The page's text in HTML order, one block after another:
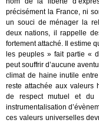
précisément la France, ni
un souci de ménager la
deux nations, il rappelle
fortement attaché. Il estime
les peuples » fait partie «
peut souffrir d’aucune
climat de haine inutile
reste attachée aux valeurs
de respect mutuel et du
instrumentalisation
ces valeurs universelles